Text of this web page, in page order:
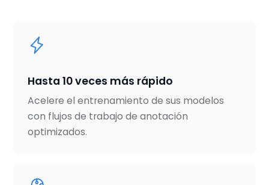
Hasta 10 veces más rápido
Acelere el entrenamiento de sus modelos
con flujos de trabajo de anotación
optimizados.